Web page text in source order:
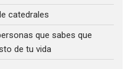
catedrales
que sabes que
de tu vida